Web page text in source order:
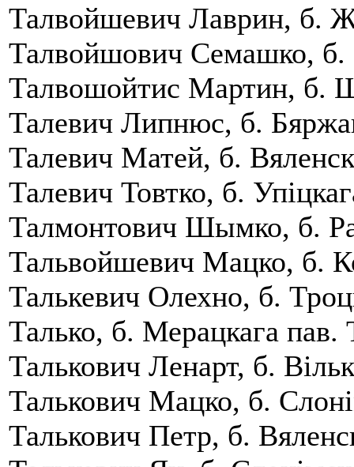
Талвойшевич Лаврин, б.
Талвойшович Семашко,
Талвошойтис Мартин, б.
Талевич Липнюс, б.
Талевич Матей, б.
Талевич Товтко, б.
Талмонтович Шымко, б.
Тальвойшевич Мацко, б.
Талькевич Олехно, б.
Талько, б. Мерацкага пав.
Талькович Ленарт, б.
Талькович Мацко, б.
Талькович Петр, б.